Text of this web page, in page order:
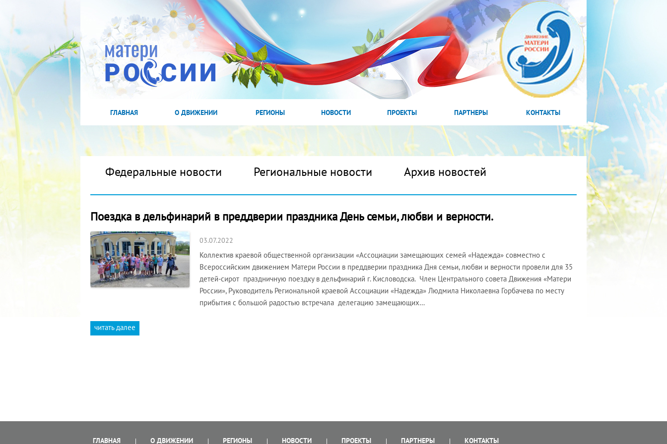
ГЛАВНАЯ О ДВИЖЕНИИ РЕГИОНЫ НОВОСТИ ПРОЕКТЫ ПАРТНЕРЫ КОНТАКТЫ
Федеральные новости Региональные новости Архив новостей
Поездка в дельфинарий в преддверии праздника День семьи, любви и верности.
03.07.2022
Коллектив краевой общественной организации «Ассоциации замещающих семей «Надежда» совместно с
Всероссийским движением Матери России в преддверии праздника Дня семьи, любви и верности провели для 35
детей-сирот праздничную поездку в дельфинарий г. Кисловодска. Член Центрального совета Движения «Матери
России», Руководитель Региональной краевой Ассоциации «Надежда» Людмила Николаевна Горбачева по месту
прибытия с большой радостью встречала делегацию замещающих…
читать далее
ГЛАВНАЯ О ДВИЖЕНИИ РЕГИОНЫ НОВОСТИ ПРОЕКТЫ ПАРТНЕРЫ КОНТАКТЫ